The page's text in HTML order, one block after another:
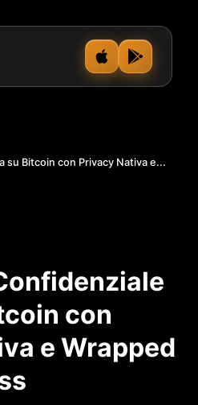
su Bitcoin con Privacy Nativa e...
con
e Wrapped